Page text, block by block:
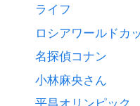
ライフ
ロシアワールドカ
名探偵コナン
小林麻央さん